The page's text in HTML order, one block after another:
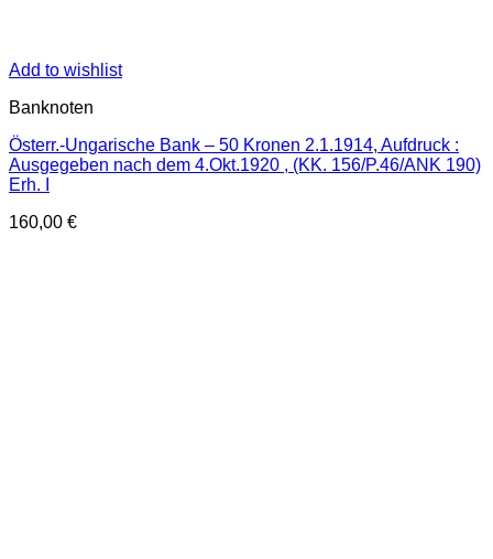
Add to wishlist
Banknoten
Österr.-Ungarische Bank – 50 Kronen 2.1.1914, Aufdruck :
Ausgegeben nach dem 4.Okt.1920 , (KK. 156/P.46/ANK 190)
Erh. I
160,00 €